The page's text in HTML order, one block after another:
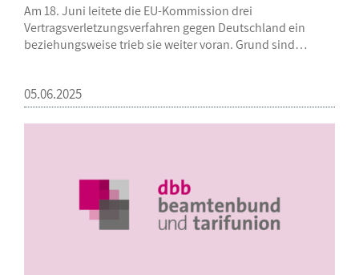
Am 18. Juni leitete die EU-Kommission drei
Vertragsverletzungsverfahren gegen Deutschland ein
beziehungsweise trieb sie weiter voran. Grund sind…
05.06.2025